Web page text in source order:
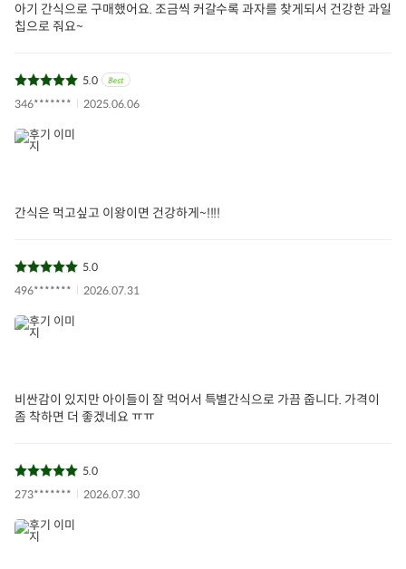
아기 간식으로 구매했어요. 조금씩 커갈수록 과자를 찾게되서 건강한 과일
칩으로 줘요~
5.0
346*******
2025.06.06
간식은 먹고싶고 이왕이면 건강하게~!!!!
5.0
496*******
2026.07.31
비싼감이 있지만 아이들이 잘 먹어서 특별간식으로 가끔 줍니다. 가격이
좀 착하면 더 좋겠네요 ㅠㅠ
5.0
273*******
2026.07.30